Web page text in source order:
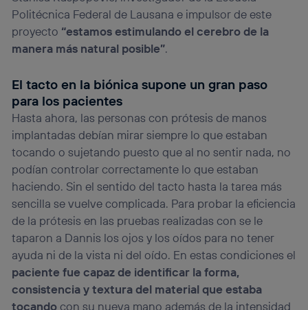
Politécnica Federal de Lausana e impulsor de este
proyecto “estamos estimulando el cerebro de la
manera más natural posible”.
El tacto en la biónica supone un gran paso
para los pacientes
Hasta ahora, las personas con prótesis de manos
implantadas debían mirar siempre lo que estaban
tocando o sujetando puesto que al no sentir nada, no
podían controlar correctamente lo que estaban
haciendo. Sin el sentido del tacto hasta la tarea más
sencilla se vuelve complicada. Para probar la eficiencia
de la prótesis en las pruebas realizadas con se le
taparon a Dannis los ojos y los oídos para no tener
ayuda ni de la vista ni del oído. En estas condiciones el
paciente fue capaz de identificar la forma,
consistencia y textura del material que estaba
tocandocon su nueva mano además de la intensidad